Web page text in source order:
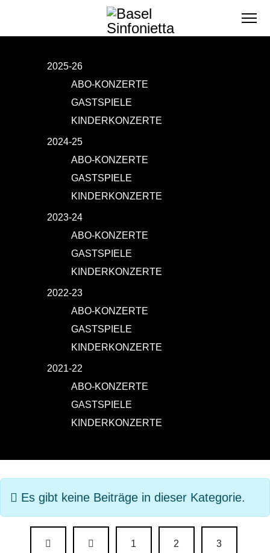
2025-26
ABO-KONZERTE
GASTSPIELE
KINDERKONZERTE
2024-25
ABO-KONZERTE
GASTSPIELE
KINDERKONZERTE
2023-24
ABO-KONZERTE
GASTSPIELE
KINDERKONZERTE
2022-23
ABO-KONZERTE
GASTSPIELE
KINDERKONZERTE
2021-22
ABO-KONZERTE
GASTSPIELE
KINDERKONZERTE
Information
Es gibt keine Beiträge in dieser Kategorie.
1 2 3